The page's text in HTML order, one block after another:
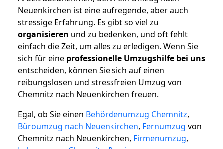
Neuenkirchen ist eine aufregende, aber auch
stressige Erfahrung. Es gibt so viel zu
organisieren und zu bedenken, und oft fehlt
einfach die Zeit, um alles zu erledigen. Wenn Sie
sich für eine professionelle Umzugshilfe bei uns
entscheiden, können Sie sich auf einen
reibungslosen und stressfreien Umzug von
Chemnitz nach Neuenkirchen freuen.
Egal, ob Sie einen Behördenumzug Chemnitz,
Büroumzug nach Neuenkirchen, Fernumzug von
Chemnitz nach Neuenkirchen, Firmenumzug,